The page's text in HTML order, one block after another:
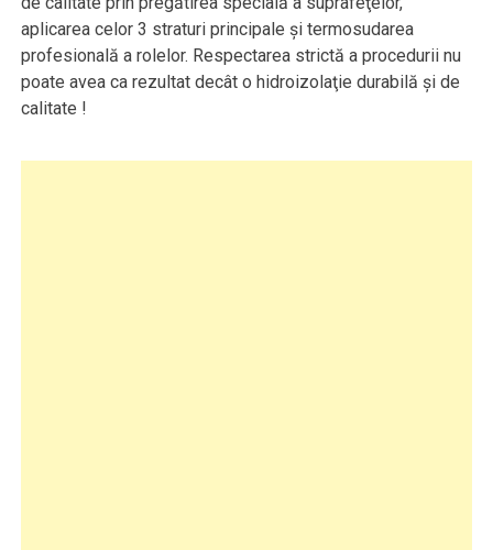
aplicarea celor 3 straturi principale şi termosudarea
profesională a rolelor. Respectarea strictă a procedurii nu
poate avea ca rezultat decât o hidroizolaţie durabilă şi de
calitate !